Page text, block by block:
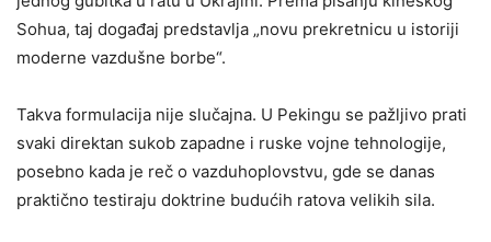
Sohua, taj događaj predstavlja „novu prekretnicu u istoriji
moderne vazdušne borbe“.
Takva formulacija nije slučajna. U Pekingu se pažljivo prati
svaki direktan sukob zapadne i ruske vojne tehnologije,
posebno kada je reč o vazduhoplovstvu, gde se danas
praktično testiraju doktrine budućih ratova velikih sila.